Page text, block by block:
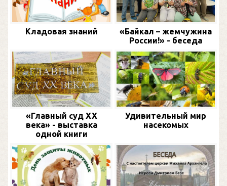
Кладовая знаний
«Байкал – жемчужина
России!» - беседа
«Главный суд XX
века» - выставка
одной книги
Удивительный мир
насекомых